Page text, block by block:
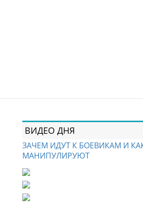
ВИДЕО ДНЯ
ЗАЧЕМ ИДУТ К БОЕВИКАМ И
МАНИПУЛИРУЮТ